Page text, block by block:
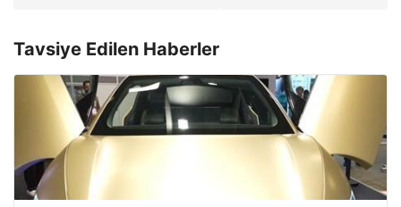
Tavsiye Edilen Haberler